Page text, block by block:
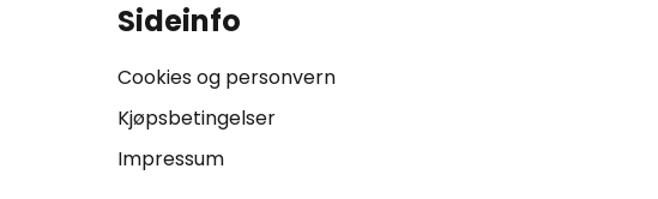
Sideinfo
Cookies og personvern
Kjøpsbetingelser
Impressum